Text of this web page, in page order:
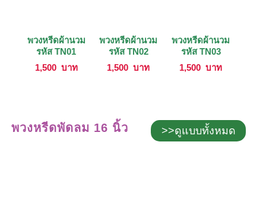
พวงหรีดผ้านวม
รหัส TN01
1,500 บาท
พวงหรีดผ้านวม
รหัส TN02
1,500 บาท
พวงหรีดผ้านวม
รหัส TN03
1,500 บาท
พวงหรีดพัดลม 16 นิ้ว >>ดูแบบทั้งหมด